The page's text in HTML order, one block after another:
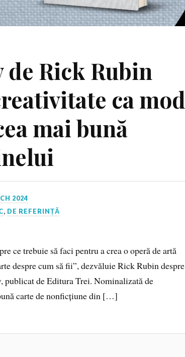
Rick Rubin
ca mod
mai bună
2024
, DE REFERINȚĂ
ce trebuie să faci pentru a crea o operă de artă
despre cum să fii”, dezvăluie Rick Rubin despre
publicat de Editura Trei. Nominalizată de
carte de nonficțiune din […]